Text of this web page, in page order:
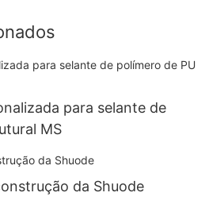
para selante de
MS
da Shuode